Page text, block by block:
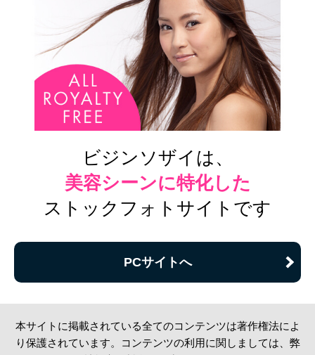
ビジンソザイは、
美容シーンに特化した
ストックフォトサイトです
PCサイトへ
本サイトに掲載されている全てのコンテンツは著作権法によ
り保護されています。コンテンツの利用に関しましては、弊